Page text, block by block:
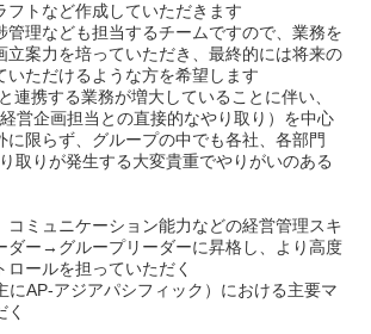
トなど作成していただきます
管理なども担当するチームですので、業務を
案力を培っていただき、最終的には将来の
ただけるような方を希望します
連携する業務が増大していることに伴い、
営企画担当との直接的なやり取り）を中心
限らず、グループの中でも各社、各部門
取りが発生する大変貴重でやりがいのある
コミュニケーション能力などの経営管理スキ
ダー→グループリーダーに昇格し、より高度
ールを担っていただく
にAP-アジアパシフィック）における主要マ